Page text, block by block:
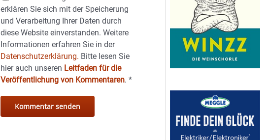
erklären Sie sich mit der Speicherung
und Verarbeitung Ihrer Daten durch
diese Website einverstanden. Weitere
Informationen erfahren Sie in der
Datenschutzerklärung. Bitte lesen Sie
hier auch unseren Leitfaden für die
Veröffentlichung von Kommentaren.*